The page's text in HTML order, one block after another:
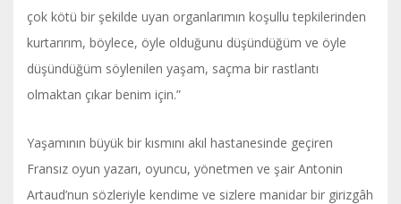
çok kötü bir şekilde uyan organlarımın koşullu tepkilerinden
kurtarırım, böylece, öyle olduğunu düşündüğüm ve öyle
düşündüğüm söylenilen yaşam, saçma bir rastlantı
olmaktan çıkar benim için.”
Yaşamının büyük bir kısmını akıl hastanesinde geçiren
Fransız oyun yazarı, oyuncu, yönetmen ve şair Antonin
Artaud’nun sözleriyle kendime ve sizlere manidar bir girizgâh